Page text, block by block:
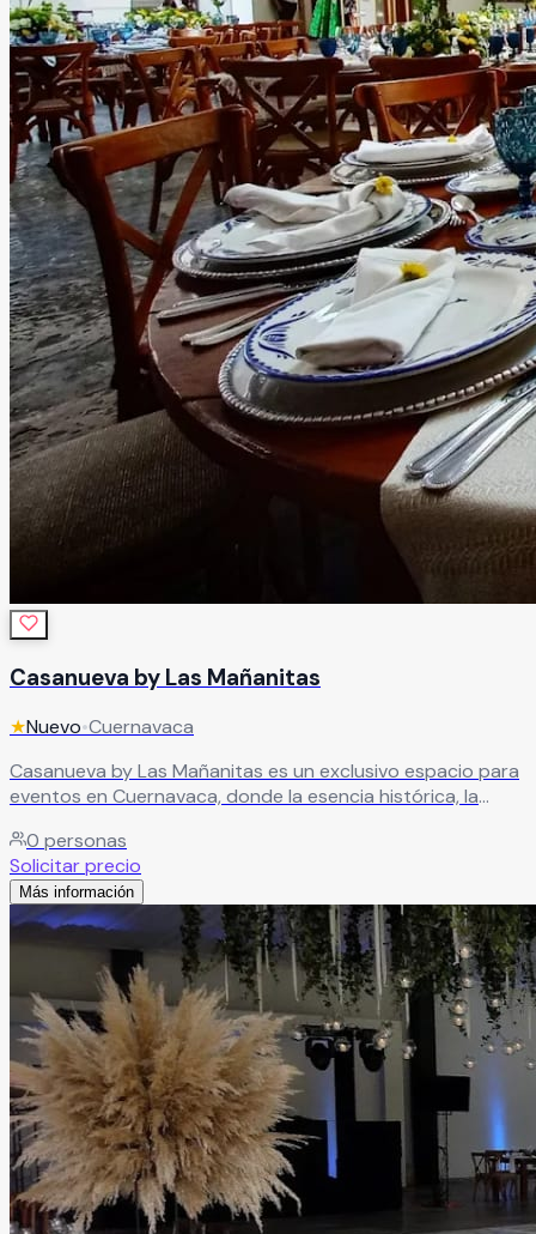
Casanueva by Las Mañanitas
★Nuevo•Cuernavaca
Casanueva by Las Mañanitas es un exclusivo espacio para
eventos en Cuernavaca, donde la esencia histórica, la
inolvidables. Sus hermosas instalaciones ofrecen el
escenario perfecto para bodas, XV años, aniversarios,
graduaciones, eventos corporativos y reuniones
especiales, brindando una atmósfera sofisticada y llena de
encanto. Cada espacio ha sido cuidadosamente diseñado
para destacar la belleza y exclusividad de cada
celebración. Leer más
0 personas
Solicitar precio
Más información